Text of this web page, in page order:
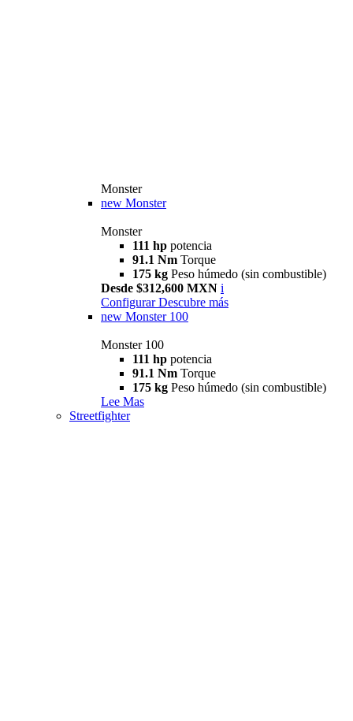
Monster
new Monster
Monster
111 hp potencia
91.1 Nm Torque
175 kg Peso húmedo (sin combustible)
Desde $312,600 MXN i
Configurar Descubre más
new Monster 100
Monster 100
111 hp potencia
91.1 Nm Torque
175 kg Peso húmedo (sin combustible)
Lee Mas
Streetfighter